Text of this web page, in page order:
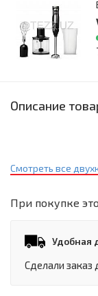
Описание
Смотреть все
При покупке
Удобная
Сделали заказ